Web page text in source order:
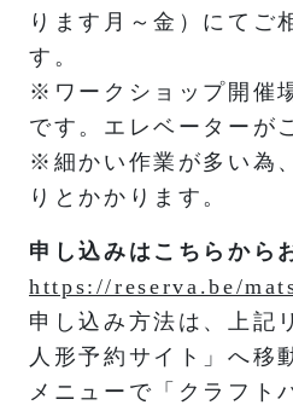
ります月～金）にてご
す。
※ワークショップ開催
です。エレベーターが
※細かい作業が多い為
りとかかります。
申し込みはこちらから
https://reserva.be/
申し込み方法は、上記
人形予約サイト」へ移
メニューで「クラフト